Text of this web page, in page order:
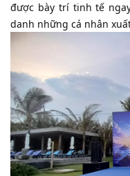
được bày trí tinh tế
danh những cá nhân